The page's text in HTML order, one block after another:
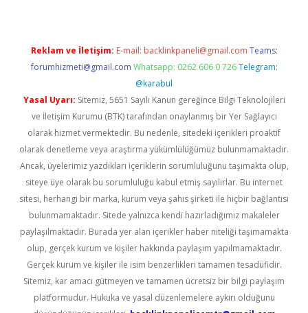
Reklam ve İletişim: E-mail: backlinkpaneli@gmail.com Teams:
forumhizmeti@gmail.com Whatsapp: 0262 606 0 726 Telegram:
@karabul
Yasal Uyarı: Sitemiz, 5651 Sayılı Kanun gereğince Bilgi Teknolojileri
ve İletişim Kurumu (BTK) tarafından onaylanmış bir Yer Sağlayıcı
olarak hizmet vermektedir. Bu nedenle, sitedeki içerikleri proaktif
olarak denetleme veya araştırma yükümlülüğümüz bulunmamaktadır.
Ancak, üyelerimiz yazdıkları içeriklerin sorumluluğunu taşımakta olup,
siteye üye olarak bu sorumluluğu kabul etmiş sayılırlar. Bu internet
sitesi, herhangi bir marka, kurum veya şahıs şirketi ile hiçbir bağlantısı
bulunmamaktadır. Sitede yalnızca kendi hazırladığımız makaleler
paylaşılmaktadır. Burada yer alan içerikler haber niteliği taşımamakta
olup, gerçek kurum ve kişiler hakkında paylaşım yapılmamaktadır.
Gerçek kurum ve kişiler ile isim benzerlikleri tamamen tesadüfidir.
Sitemiz, kar amacı gütmeyen ve tamamen ücretsiz bir bilgi paylaşım
platformudur. Hukuka ve yasal düzenlemelere aykırı olduğunu